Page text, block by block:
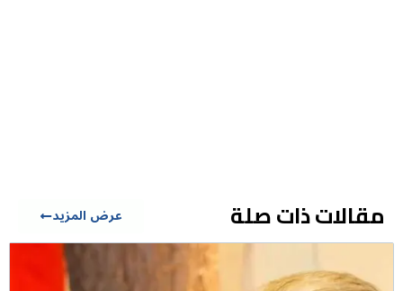
مقالات ذات صلة عرض المزيد